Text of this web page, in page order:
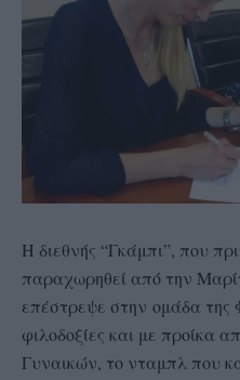
Η διεθνής “Γκάμπι”, που
παραχωρηθεί από την
επέστρεψε στην ομάδα της
φιλοδοξίες και με προίκα
Γυναικών, το νταμπλ που